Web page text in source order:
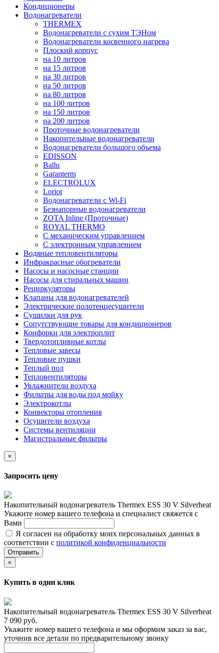
Кондиционеры
Водонагреватели
THERMEX
Водонагреватели с сухим ТЭНом
Водонагреватели косвенного нагрева
Плоский корпус
на 10 литров
на 15 литров
на 30 литров
на 50 литров
на 80 литров
на 100 литров
на 150 литров
на 200 литров
Проточные водонагреватели
Накопительные водонагреватели
Водонагреватели большого объема
EDISSON
Ballu
Garanterm
ELECTROLUX
Loriot
Водонагреватели с Wi-Fi
Безнапорные водонагреватели
ZOTA Inline (Проточные)
ROYAL THERMO
С механическим управлением
С электронным управлением
Водяные тепловентиляторы
Инфракрасные обогреватели
Насосы и насосные станции
Насосы для стиральных машин
Рециркуляторы
Клапаны для водонагревателей
Электрические полотенцесушители
Сушилки для рук
Сопутствующие товары для кондиционеров
Конфорки для электроплит
Твердотопливные котлы
Тепловые завесы
Тепловые пушки
Теплый пол
Тепловентиляторы
Увлажнители воздуха
Фильтры для воды под мойку
Электрокотлы
Конвекторы отопления
Осушители воздуха
Системы вентиляции
Магистральные фильтры
×
Запросить цену
Накопительный водонагреватель Thermex ESS 30 V Silverheat
Укажите номер вашего телефона и специалист свяжется с
Вами
Я согласен на обработку моих персональных данных в
соответствии с политикой конфиденциальности
Отправить
×
Купить в один клик
Накопительный водонагреватель Thermex ESS 30 V Silverheat
7 090 руб.
Укажите номер вашего телефона и мы оформим заказ за вас,
уточнив все детали по предварительному звонку